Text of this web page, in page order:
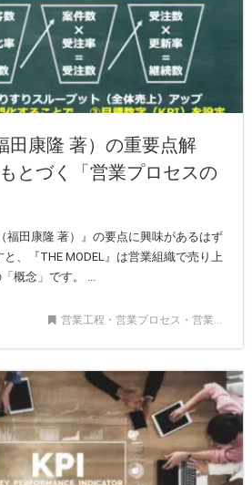
田康隆 著）の重要点解
とづく「営業プロセスの
福田康隆 著）』の要点に興味があるはず
、『THE MODEL』は営業組織で売り上
概念」です。 ...
営業工程・営業プロセス・営業フロー